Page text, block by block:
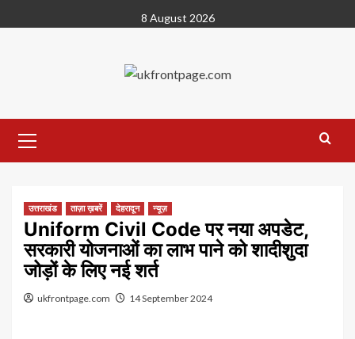
to
8 August 2026
Menu
उत्तराखंड ताज़ा ख़बरें देहरादून न्यूज़
Uniform Civil Code पर नया अपडेट,
सरकारी योजनाओं का लाभ पाने को शादीशुदा
जोड़ों के लिए नई शर्त
ukfrontpage.com 14 September 2024